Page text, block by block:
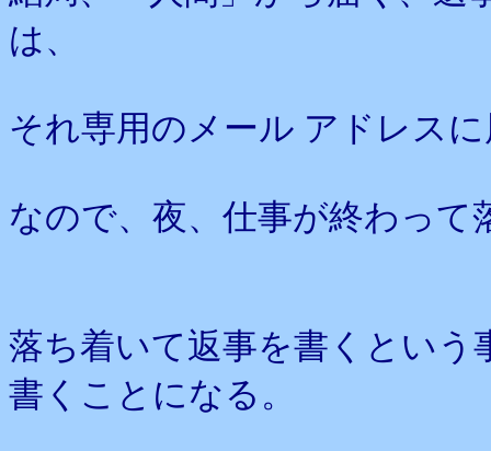
は、
それ専用のメール アドレス
なので、夜、仕事が終わっ
落ち着いて返事を書くという
書くことになる。